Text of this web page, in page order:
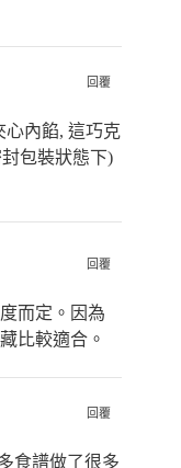
回覆
心內餡, 這巧克
包裝狀態下)
回覆
而定。因為
比較適合。
回覆
食譜做了很多